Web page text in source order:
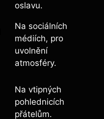
oslavu.
Na sociálních
médiích, pro
uvolnění
atmosféry.
Na vtipných
pohlednicích
přátelům.